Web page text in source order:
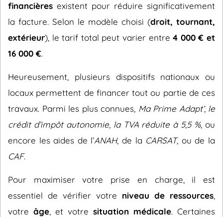
financières existent pour réduire significativement
la facture. Selon le modèle choisi (droit, tournant,
extérieur), le tarif total peut varier entre4 000 € et
16 000 €.
Heureusement, plusieurs dispositifs nationaux ou
locaux permettent de financer tout ou partie de ces
travaux. Parmi les plus connues, Ma Prime Adapt’, le
crédit d’impôt autonomie, la TVA réduite à 5,5 %, ou
encore les aides de l’ANAH, de la CARSAT, ou de la
CAF.
Pour maximiser votre prise en charge, il est
essentiel de vérifier votre niveau de ressources
votre âge , et votre situation médicale. Certaines